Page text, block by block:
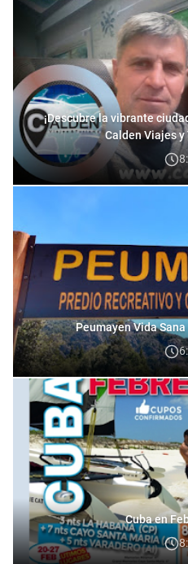
¡Descubre la vibrante
Calden Viajes
Peumayen Vida
Cuba en